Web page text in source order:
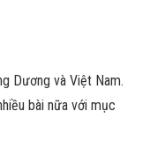
Dương và Việt Nam.
bài nữa với mục